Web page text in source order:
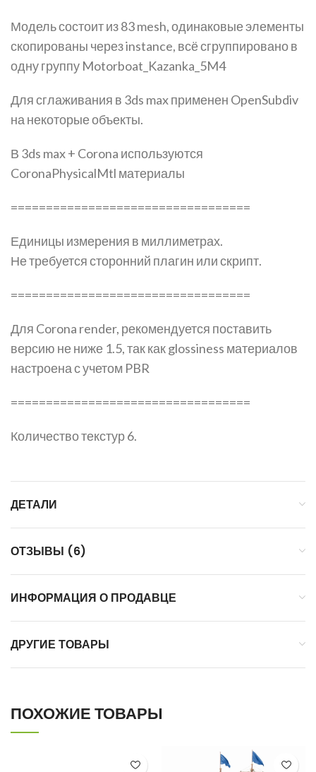
Модель состоит из 83 mesh, одинаковые элементы
скопированы через instance, всё сгруппировано в
одну группу Motorboat_Kazanka_5M4
Для сглаживания в 3ds max применен OpenSubdiv
на некоторые объекты.
В 3ds max + Corona используются
CoronaPhysicalMtl материалы
==================================
Единицы измерения в миллиметрах.
Не требуется сторонний плагин или скрипт.
==================================
Для Corona render, рекомендуется поставить
версию не ниже 1.5, так как glossiness материалов
настроена с учетом PBR
==================================
Количество текстур 6.
ДЕТАЛИ
ОТЗЫВЫ (6)
ИНФОРМАЦИЯ О ПРОДАВЦЕ
ДРУГИЕ ТОВАРЫ
ПОХОЖИЕ ТОВАРЫ